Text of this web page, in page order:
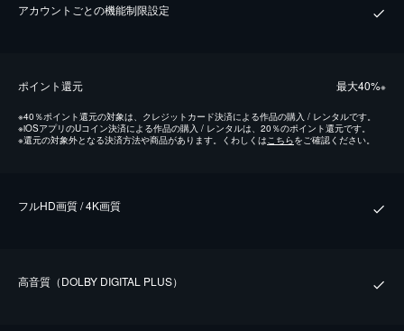
アカウントごとの機能制限設定
ポイント還元 最⼤40%※
※40％ポイント還元の対象は、クレジットカード決済による作品の購入 / レンタルです。
※iOSアプリのUコイン決済による作品の購入 / レンタルは、20％のポイント還元です。
※還元の対象外となる決済方法や商品があります。くわしくは こちらをご確認ください。
フルHD画質 / 4K画質
⾼⾳質（DOLBY DIGITAL PLUS）